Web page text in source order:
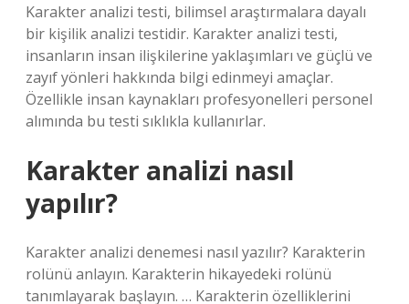
Karakter analizi testi, bilimsel araştırmalara dayalı
bir kişilik analizi testidir. Karakter analizi testi,
insanların insan ilişkilerine yaklaşımları ve güçlü ve
zayıf yönleri hakkında bilgi edinmeyi amaçlar.
Özellikle insan kaynakları profesyonelleri personel
alımında bu testi sıklıkla kullanırlar.
Karakter analizi nasıl
yapılır?
Karakter analizi denemesi nasıl yazılır? Karakterin
rolünü anlayın. Karakterin hikayedeki rolünü
tanımlayarak başlayın. … Karakterin özelliklerini